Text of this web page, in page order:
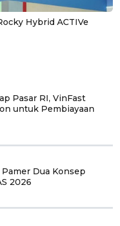
Hybrid ACTIVe
Pasar RI, VinFast
untuk Pembiayaan
Pamer Dua Konsep
2026